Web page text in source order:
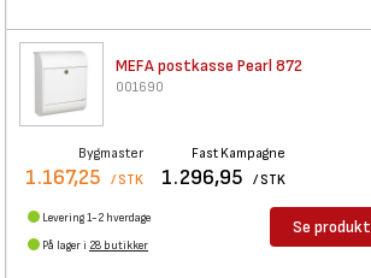
MEFA postkasse Pearl 872
001690
Bygmaster
1.167,25 / STK
Fast Kampagne
1.296,95 / STK
Levering 1-2 hverdage
På lager i 28 butikker
Se produkt